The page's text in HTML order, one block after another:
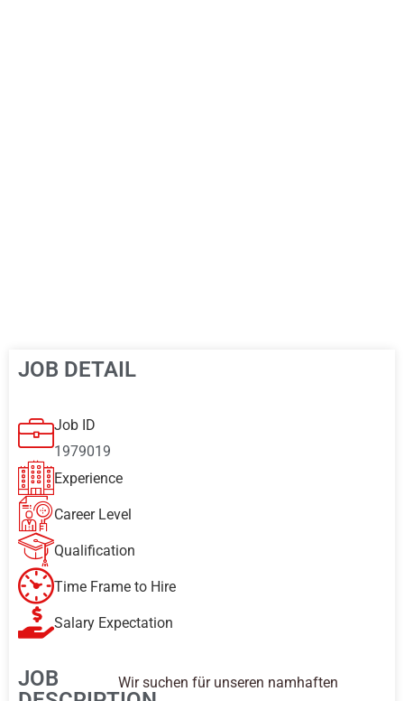
JOB DETAIL
Job ID
1979019
Experience
Career Level
Qualification
Time Frame to Hire
Salary Expectation
JOB
Wir suchen für unseren namhaften